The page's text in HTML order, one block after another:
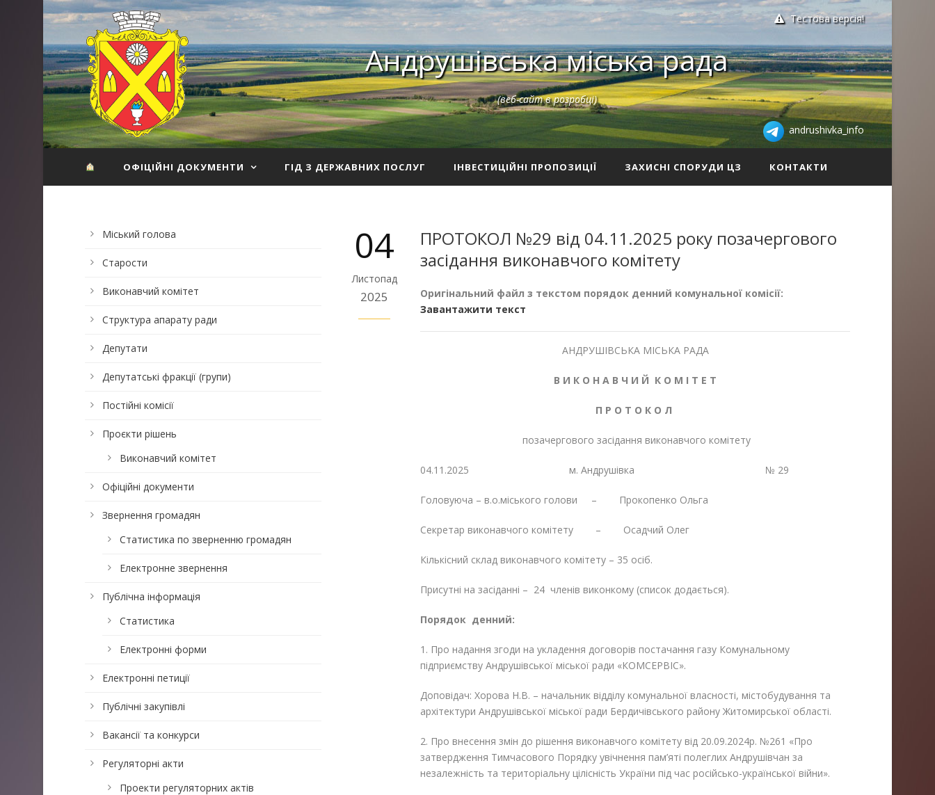
Тестова версія!
Андрушівська міська рада
(веб-сайт в розробці)
andrushivka_info
ОФІЦІЙНІ ДОКУМЕНТИ ГІД З ДЕРЖАВНИХ ПОСЛУГ ІНВЕСТИЦІЙНІ ПРОПОЗИЦІЇ ЗАХИСНІ СПОРУДИ ЦЗ КОНТАКТИ
04
Листопад
2025
ПРОТОКОЛ №29 від 04.11.2025 року позачергового
засідання виконавчого комітету
Оригінальний файл з текстом порядок денний комунальної комісії:
Завантажити текст
АНДРУШІВСЬКА МІСЬКА РАДА
В И К О Н А В Ч И Й К О М І Т Е Т
П Р О Т О К О Л
позачергового засідання виконавчого комітету
04.11.2025 м. Андрушівка № 29
Головуюча – в.о.міського голови – Прокопенко Ольга
Секретар виконавчого комітету – Осадчий Олег
Кількісний склад виконавчого комітету – 35 осіб.
Присутні на засіданні – 24 членів виконкому (список додається).
Порядок денний:
1. Про надання згоди на укладення договорів постачання газу Комунальному
підприємству Андрушівської міської ради «КОМСЕРВІС».
Доповідач: Хорова Н.В. – начальник відділу комунальної власності, містобудування та
архітектури Андрушівської міської ради Бердичівського району Житомирської області.
2. Про внесення змін до рішення виконавчого комітету від 20.09.2024р. №261 «Про
затвердження Тимчасового Порядку увічнення пам’яті полеглих Андрушівчан за
незалежність та територіальну цілісність України під час російсько-української війни».
Міський голова
Старости
Виконавчий комітет
Структура апарату ради
Депутати
Депутатські фракції (групи)
Постійні комісії
Проєкти рішень
Виконавчий комітет
Офіційні документи
Звернення громадян
Статистика по зверненню громадян
Електронне звернення
Публічна інформація
Статистика
Електронні форми
Електронні петиції
Публічні закупівлі
Вакансії та конкурси
Регуляторні акти
Проекти регуляторних актів